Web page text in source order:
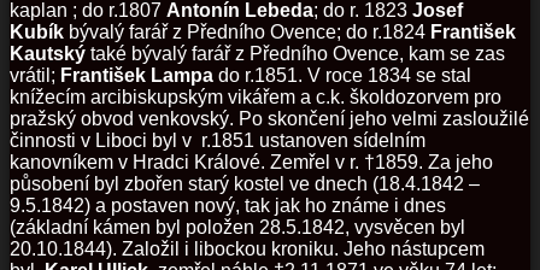
kaplan ; do r.1807 Antonín Lebeda; do r. 1823 Josef
Kubík bývalý farář z Předního Ovence; do r.1824 František
Kautský také bývalý farář z Předního Ovence, kam se zas
vrátil; František Lampa do r.1851. V roce 1834 se stal
knížecím arcibiskupským vikářem a c.k. školdozorvem pro
pražský obvod venkovský. Po skončení jeho velmi zasloužilé
činnosti v Liboci byl v r.1851 ustanoven sídelním
kanovníkem v Hradci Králové. Zemřel v r. †1859. Za jeho
působení byl zbořen starý kostel ve dnech (18.4.1842 –
9.5.1842) a postaven nový, tak jak ho známe i dnes
(základní kámen byl položen 28.5.1842, vysvěcen byl
20.10.1844). Založil i libockou kroniku. Jeho nástupcem